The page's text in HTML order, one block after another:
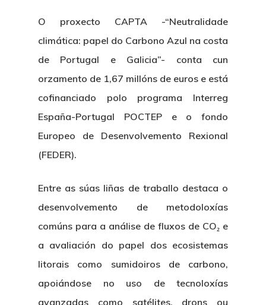
O proxecto CAPTA -“Neutralidade
climática: papel do Carbono Azul na costa
de Portugal e Galicia”- conta cun
orzamento de 1,67 millóns de euros e está
cofinanciado polo programa Interreg
España-Portugal POCTEP e o fondo
Europeo de Desenvolvemento Rexional
(FEDER).
Entre as súas liñas de traballo destaca o
desenvolvemento de metodoloxías
comúns para a análise de fluxos de CO₂ e
a avaliación do papel dos ecosistemas
litorais como sumidoiros de carbono,
apoiándose no uso de tecnoloxías
avanzadas como satélites, drons ou